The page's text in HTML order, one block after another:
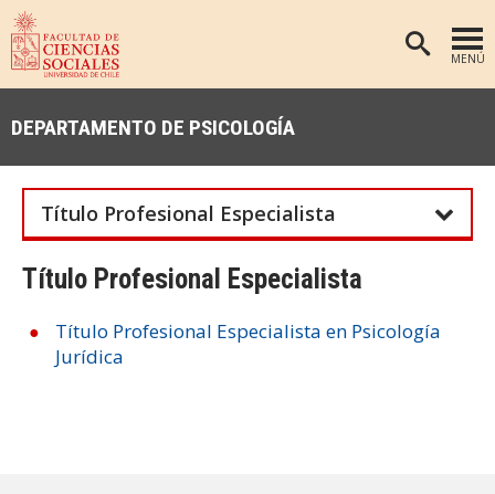
MENÚ
DEPARTAMENTOS
ANTROPOLOGÍA
EDUCACIÓN
SOCIOLOGÍA
PREGRADO
POSTGRADO
PUBLICACIONES
DEPARTAMENTO DE PSICOLOGÍA
Título Profesional Especialista
Título Profesional Especialista
Título Profesional Especialista en Psicología
Jurídica